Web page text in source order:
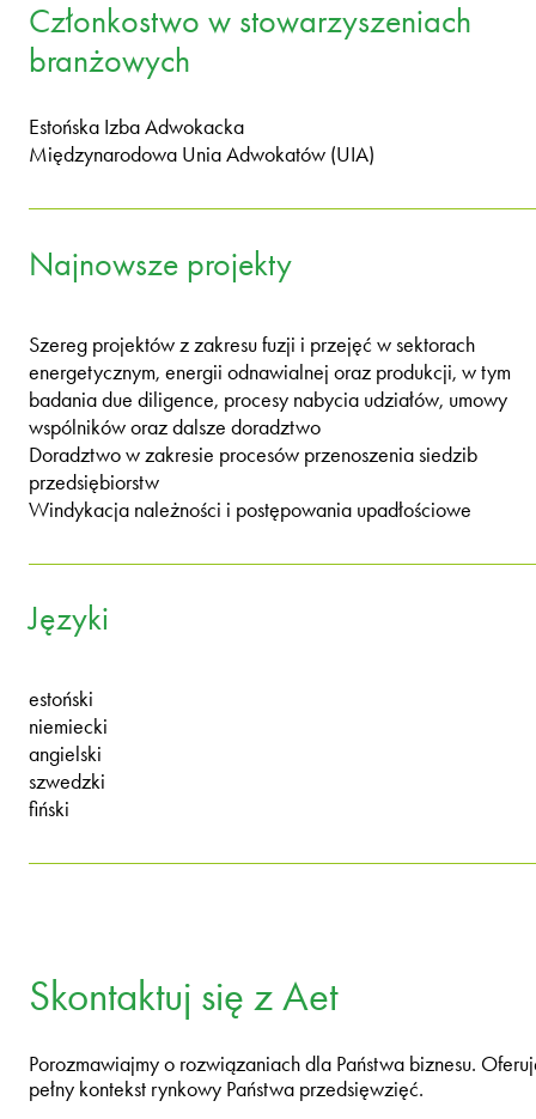
Członkostwo w stowarzyszeniach
branżowych
Estońska Izba Adwokacka
Międzynarodowa Unia Adwokatów (UIA)
Najnowsze projekty
Szereg projektów z zakresu fuzji i przejęć w sektorach
energetycznym, energii odnawialnej oraz produkcji, w tym
badania due diligence, procesy nabycia udziałów, umowy
wspólników oraz dalsze doradztwo
Doradztwo w zakresie procesów przenoszenia siedzib
przedsiębiorstw
Windykacja należności i postępowania upadłościowe
Języki
estoński
niemiecki
angielski
szwedzki
fiński
Skontaktuj się z Aet
Porozmawiajmy o rozwiązaniach dla Państwa biznesu.
pełny kontekst rynkowy Państwa przedsięwzięć.